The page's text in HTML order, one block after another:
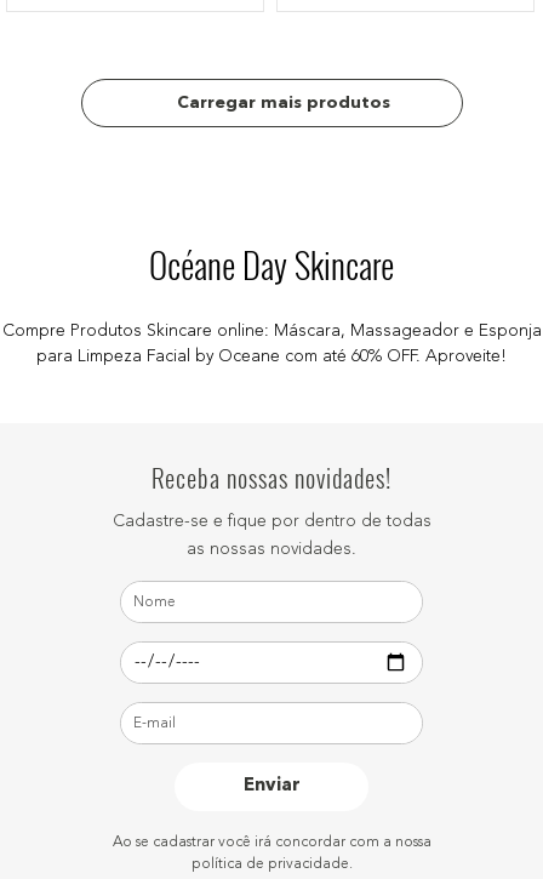
Océane Day Skincare
Compre Produtos Skincare online: Máscara, Massageador e Esponja
para Limpeza Facial by Oceane com até 60% OFF. Aproveite!
Receba nossas novidades!
Cadastre-se e fique por dentro de todas
as nossas novidades.
Enviar
Ao se cadastrar você irá concordar com a nossa
política de privacidade.